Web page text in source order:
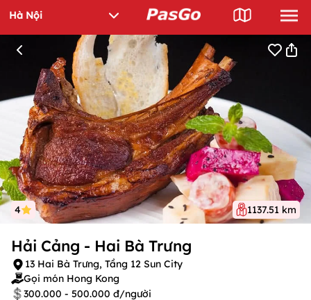
4 1137.51 km
Hải Cảng - Hai Bà Trưng
13 Hai Bà Trưng, Tầng 12 Sun City
Gọi món Hong Kong
300.000 - 500.000 đ/người